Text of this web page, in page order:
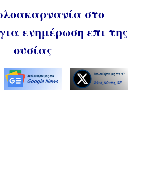
στο
ενημέρωση επι της
ουσίας